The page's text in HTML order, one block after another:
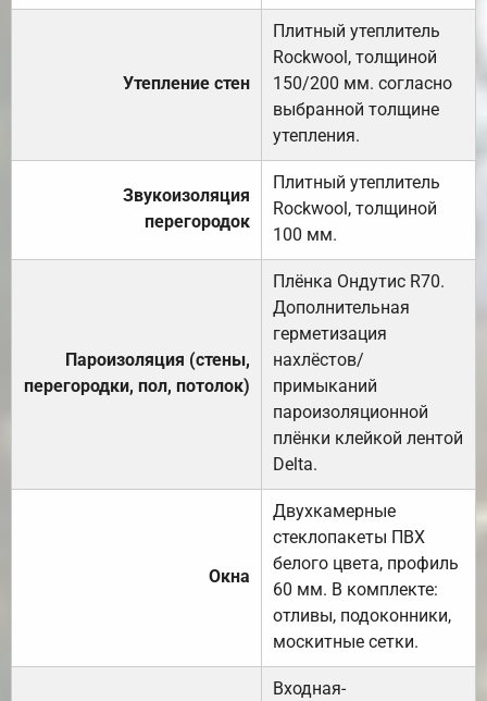
Утепление стен
Плитный утеплитель
Rockwool, толщиной
150/200 мм. согласно
выбранной толщине
утепления.
Звукоизоляция
перегородок
Плитный утеплитель
Rockwool, толщиной
100 мм.
Пароизоляция (стены,
перегородки, пол, потолок)
Плёнка Ондутис R70.
Дополнительная
герметизация
нахлёстов/
примыканий
пароизоляционной
плёнки клейкой лентой
Delta.
Окна
Двухкамерные
стеклопакеты ПВХ
белого цвета, профиль
60 мм. В комплекте:
отливы, подоконники,
москитные сетки.
Входная-